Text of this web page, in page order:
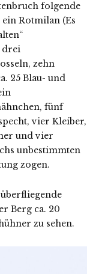
folgende
Rotmilan (Es
drei
zehn
25 Blau- und
fünf
vier Kleiber,
und vier
unbestimmten
zogen.
Berg ca. 20
zu sehen.